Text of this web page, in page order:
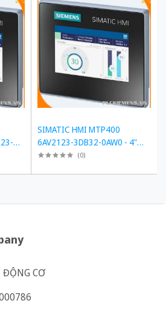
SIMATIC HMI MTP400
6AV2123-3DB32-0AW0 - 4"
TFT, PROFINET
(0)
ĐỘNG CƠ